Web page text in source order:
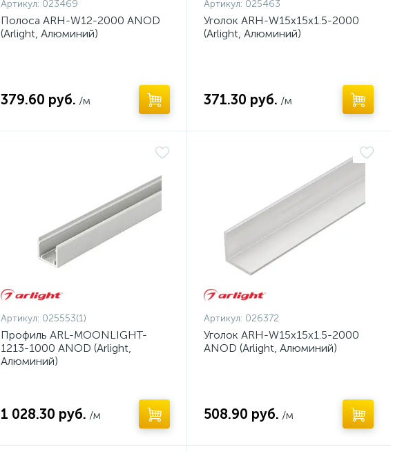
Артикул: 023469
Полоса ARH-W12-2000 ANOD
(Arlight, Алюминий)
379.60 руб. /м
Артикул: 025463
Уголок ARH-W15x15x1.5-2000
(Arlight, Алюминий)
371.30 руб. /м
Артикул: 025553(1)
Профиль ARL-MOONLIGHT-
1213-1000 ANOD (Arlight,
Алюминий)
1 028.30 руб. /м
Артикул: 026372
Уголок ARH-W15x15x1.5-2000
ANOD (Arlight, Алюминий)
508.90 руб. /м